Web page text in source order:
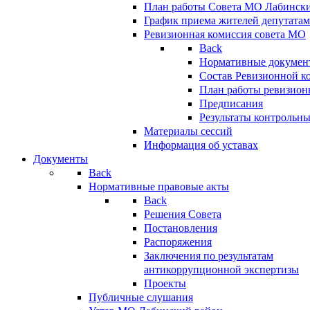
План работы Совета МО
График приема жителей
Ревизионная комиссия совета МО
Back
Нормативные
Состав Ревизионной
План работы
Предписания
Результаты
Материалы сессий
Информация об уставах
Документы
Back
Нормативные правовые акты
Back
Решения Совета
Постановления
Распоряжения
Заключения по результатам
антикоррупционной экспертизы
Проекты
Публичные слушания